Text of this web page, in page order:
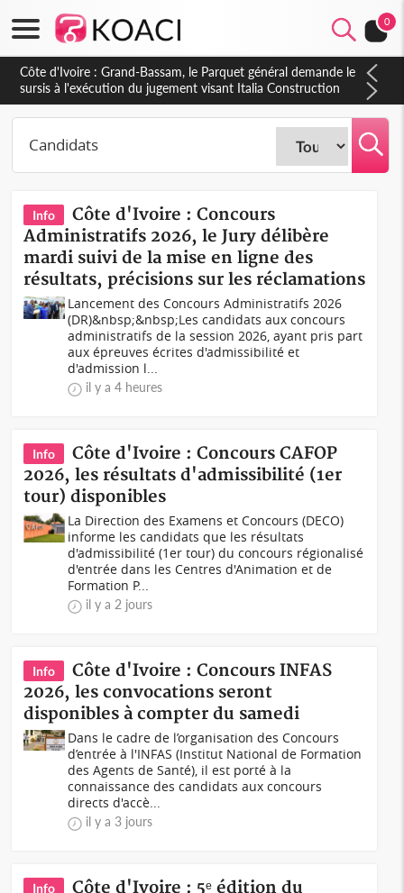
0
Côte d'Ivoire : Indépendance à Dakpadou, la sous-préfète
Hôma Viviane Manissan appelle à une appropriation locale du
PND 2026-2030
Info
Côte d'Ivoire : Concours
Administratifs 2026, le Jury délibère
mardi suivi de la mise en ligne des
résultats, précisions sur les réclamations
Lancement des Concours Administratifs 2026
(DR)&nbsp;&nbsp;Les candidats aux concours
administratifs de la session 2026, ayant pris part
aux épreuves écrites d'admissibilité et
d'admission l...
il y a 4 heures
Info
Côte d'Ivoire : Concours CAFOP
2026, les résultats d'admissibilité (1er
tour) disponibles
La Direction des Examens et Concours (DECO)
informe les candidats que les résultats
d'admissibilité (1er tour) du concours régionalisé
d'entrée dans les Centres d'Animation et de
Formation P...
il y a 2 jours
Info
Côte d'Ivoire : Concours INFAS
2026, les convocations seront
disponibles à compter du samedi
Dans le cadre de l’organisation des Concours
d’entrée à l'INFAS (Institut National de Formation
des Agents de Santé), il est porté à la
connaissance des candidats aux concours
directs d'accè...
il y a 3 jours
Info
Côte d'Ivoire : 5ᵉ édition du